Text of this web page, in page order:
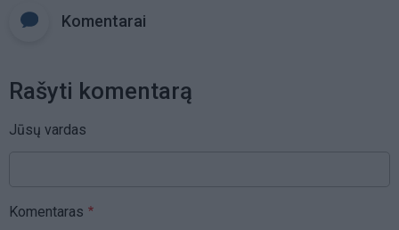
Komentarai
Rašyti komentarą
Jūsų vardas
Komentaras